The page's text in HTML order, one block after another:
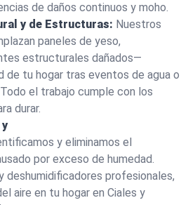
de daños continuos y moho.
y de Estructuras: Nuestros
paneles de yeso,
estructurales dañados—
de tu hogar tras eventos de agua o
el trabajo cumple con los
durar.
y eliminamos el
por exceso de humedad.
deshumidificadores profesionales,
aire en tu hogar en Ciales y